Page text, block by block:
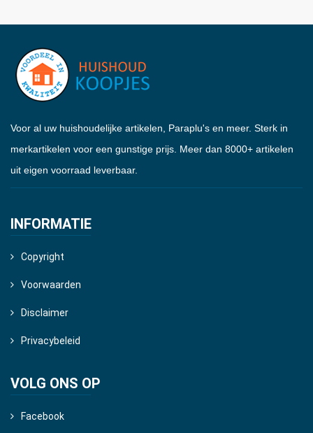
Voor al uw huishoudelijke artikelen, Paraplu's en meer. Sterk in
merkartikelen voor een gunstige prijs. Meer dan 8000+ artikelen
uit eigen voorraad leverbaar.
INFORMATIE
Copyright
Voorwaarden
Disclaimer
Privacybeleid
VOLG ONS OP
Facebook